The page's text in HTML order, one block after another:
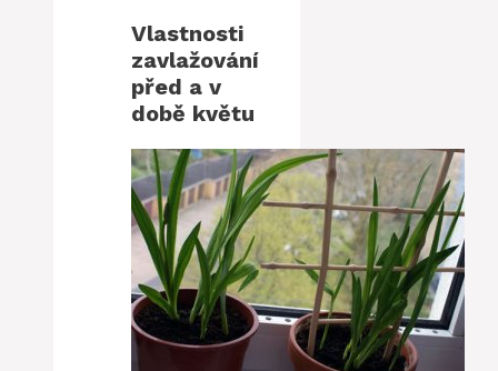
Vlastnosti
zavlažování
před a v
době květu